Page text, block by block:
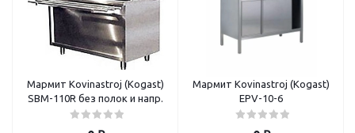
Мармит Kovinastroj (Kogast)
SBM-110R без полок и напр.
Мармит Kovinastroj (Kogast)
EPV-10-6